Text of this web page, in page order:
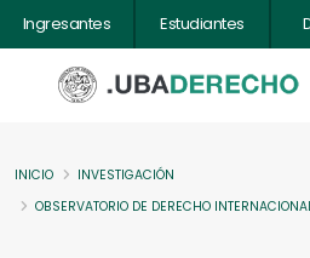
Ingresantes Estudiantes
INICIO
INVESTIGACIÓN
OBSERVATORIO DE DERECHO